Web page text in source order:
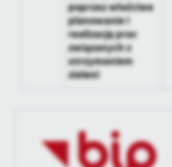
poprzez właściwe
planowanie i
realizację prac
związanych z
utrzymaniem
zieleni